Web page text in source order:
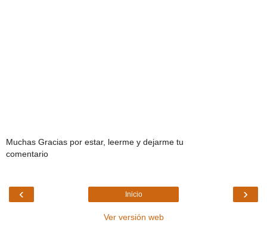
Muchas Gracias por estar, leerme y dejarme tu
comentario
‹ ›
Inicio
Ver versión web